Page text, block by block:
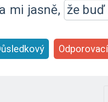
mi jasně, že
Odporovací